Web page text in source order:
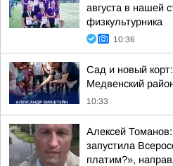
августа в нашей
физкультурника
10:36
Сад и новый
Медвенский
10:33
Алексей
запустила
платим?»,